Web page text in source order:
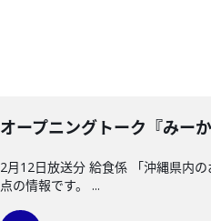
オープニングトーク『みー
2月12日放送分 給食係 「沖縄県内
点の情報です。 ...